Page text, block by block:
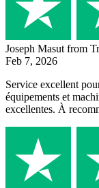
Joseph Masut from
Feb 7, 2026
Service excellent
équipements et
excellentes. À